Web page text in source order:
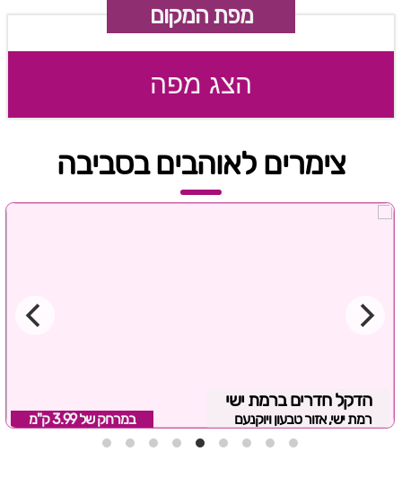
מפת המקום
הצג מפה
צימרים לאוהבים בסביבה
הדקל חדרים ברמת ישי
רמת ישי, אזור טבעון ויוקנעם במרחק של3.99 ק"מ